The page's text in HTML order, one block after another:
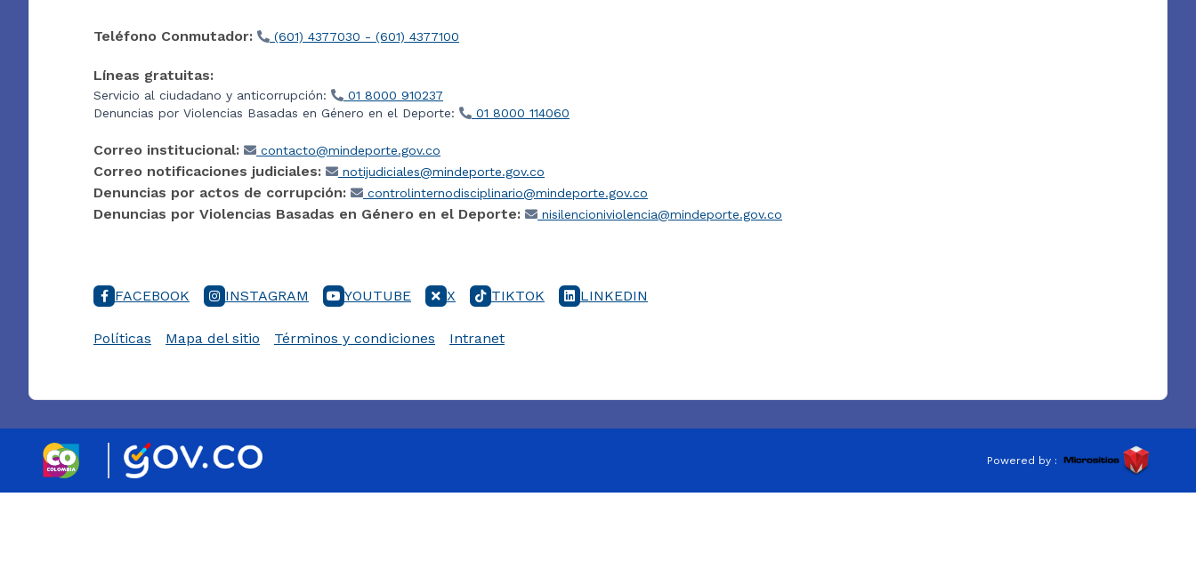
Teléfono Conmutador: (601) 4377030 - (601) 4377100
Líneas gratuitas:
Servicio al ciudadano y anticorrupción:
01 8000 910237
Denuncias por Violencias Basadas en Género en el Deporte:
01 8000 114060
Correo institucional: contacto@mindeporte.gov.co
Correo notificaciones judiciales: notijudiciales@mindeporte.gov.co
Denuncias por actos de corrupción: controlinternodisciplinario@mindeporte.gov.co
Denuncias por Violencias Basadas en Género en el Deporte: nisilencioniviolencia@mindeporte.gov.co
FACEBOOK INSTAGRAM YOUTUBE X TIKTOK LINKEDIN
Políticas Mapa del sitio Términos y condiciones Intranet
Powered by :